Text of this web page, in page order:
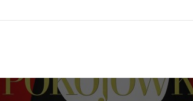
Informacje znajdziecie
JEDNOCZENIE
BIBLIOTEKA W HERBACH
GODZINACH 9:00-15:00